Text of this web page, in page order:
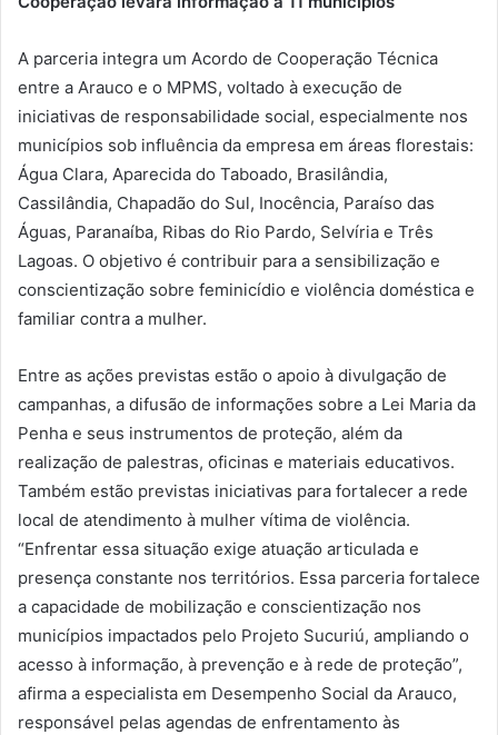
A parceria integra um Acordo de Cooperação Técnica
entre a Arauco e o MPMS, voltado à execução de
iniciativas de responsabilidade social, especialmente nos
municípios sob influência da empresa em áreas florestais:
Água Clara, Aparecida do Taboado, Brasilândia,
Cassilândia, Chapadão do Sul, Inocência, Paraíso das
Águas, Paranaíba, Ribas do Rio Pardo, Selvíria e Três
Lagoas. O objetivo é contribuir para a sensibilização e
conscientização sobre feminicídio e violência doméstica e
familiar contra a mulher.
Entre as ações previstas estão o apoio à divulgação de
campanhas, a difusão de informações sobre a Lei Maria da
Penha e seus instrumentos de proteção, além da
realização de palestras, oficinas e materiais educativos.
Também estão previstas iniciativas para fortalecer a rede
local de atendimento à mulher vítima de violência.
“Enfrentar essa situação exige atuação articulada e
presença constante nos territórios. Essa parceria fortalece
a capacidade de mobilização e conscientização nos
municípios impactados pelo Projeto Sucuriú, ampliando o
acesso à informação, à prevenção e à rede de proteção”,
afirma a especialista em Desempenho Social da Arauco,
responsável pelas agendas de enfrentamento às